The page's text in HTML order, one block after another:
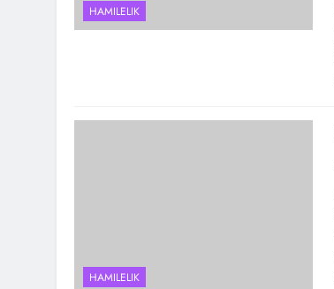
HAMILELIK
HAMILELIK